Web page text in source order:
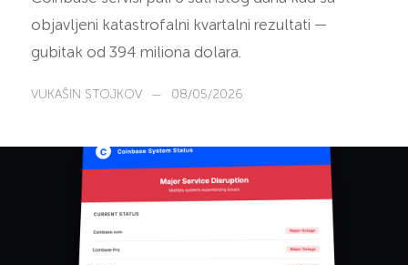
objavljeni katastrofalni kvartalni rezultati —
gubitak od 394 miliona dolara.
VUKAŠIN STOJKOV — 08/05/2026